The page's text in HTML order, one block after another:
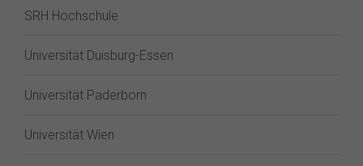
SRH Hochschule
Universität Duisburg-Essen
Universität Paderborn
Universität Wien